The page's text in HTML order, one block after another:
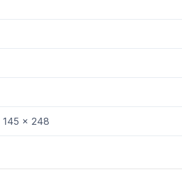
145 x 248